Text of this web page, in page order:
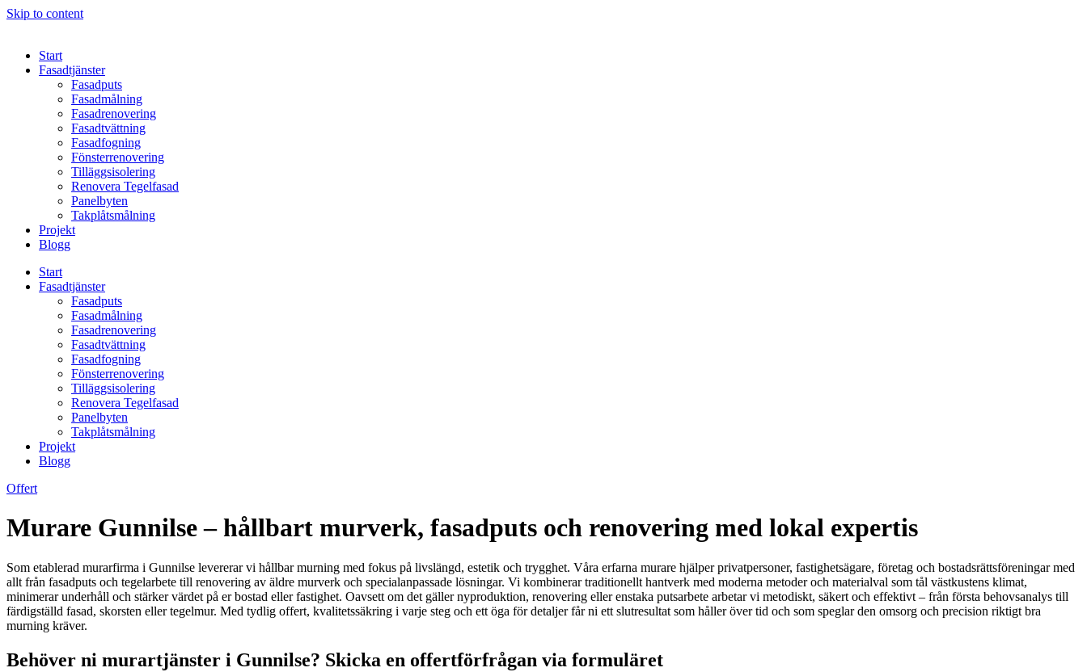
Skip to content
Start
Fasadtjänster
Fasadputs
Fasadmålning
Fasadrenovering
Fasadtvättning
Fasadfogning
Fönsterrenovering
Tilläggsisolering
Renovera Tegelfasad
Panelbyten
Takplåtsmålning
Projekt
Blogg
Start
Fasadtjänster
Fasadputs
Fasadmålning
Fasadrenovering
Fasadtvättning
Fasadfogning
Fönsterrenovering
Tilläggsisolering
Renovera Tegelfasad
Panelbyten
Takplåtsmålning
Projekt
Blogg
Offert
Murare Gunnilse – hållbart murverk, fasadputs och renovering med lokal expertis
Som etablerad murarfirma i Gunnilse levererar vi hållbar murning med fokus på livslängd, estetik och trygghet. Våra erfarna murare hjälper privatpersoner, fastighetsägare, företag och bostadsrättsföreningar med
allt från fasadputs och tegelarbete till renovering av äldre murverk och specialanpassade lösningar. Vi kombinerar traditionellt hantverk med moderna metoder och materialval som tål västkustens klimat,
minimerar underhåll och stärker värdet på er bostad eller fastighet. Oavsett om det gäller nyproduktion, renovering eller enstaka putsarbete arbetar vi metodiskt, säkert och effektivt – från första behovsanalys till
färdigställd fasad, skorsten eller tegelmur. Med tydlig offert, kvalitetssäkring i varje steg och ett öga för detaljer får ni ett slutresultat som håller över tid och som speglar den omsorg och precision riktigt bra
murning kräver.
Behöver ni murartjänster i Gunnilse? Skicka en offertförfrågan via formuläret